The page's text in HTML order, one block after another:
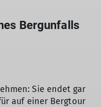
Bergunfalls
Sie endet gar
auf einer Bergtour